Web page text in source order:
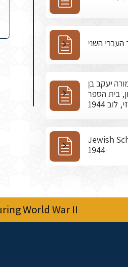
העברי השני
יעקב בן
בית הספר
1944
Jewish
1944
World War II